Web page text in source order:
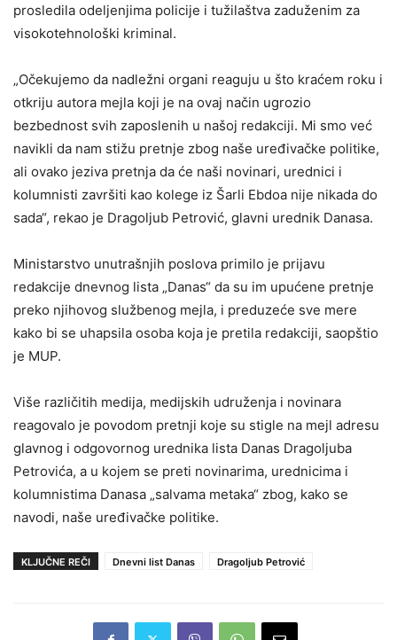
prosledila odeljenjima policije i tužilaštva zaduženim za
visokotehnološki kriminal.
„Očekujemo da nadležni organi reaguju u što kraćem roku i
otkriju autora mejla koji je na ovaj način ugrozio
bezbednost svih zaposlenih u našoj redakciji. Mi smo već
navikli da nam stižu pretnje zbog naše uređivačke politike,
ali ovako jeziva pretnja da će naši novinari, urednici i
kolumnisti završiti kao kolege iz Šarli Ebdoa nije nikada do
sada“, rekao je Dragoljub Petrović, glavni urednik Danasa.
Ministarstvo unutrašnjih poslova primilo je prijavu
redakcije dnevnog lista „Danas“ da su im upućene pretnje
preko njihovog službenog mejla, i preduzeće sve mere
kako bi se uhapsila osoba koja je pretila redakciji, saopštio
je MUP.
Više različitih medija, medijskih udruženja i novinara
reagovalo je povodom pretnji koje su stigle na mejl adresu
glavnog i odgovornog urednika lista Danas Dragoljuba
Petrovića, a u kojem se preti novinarima, urednicima i
kolumnistima Danasa „salvama metaka“ zbog, kako se
navodi, naše uređivačke politike.
KLJUČNE REČI Dnevni list Danas Dragoljub Petrović